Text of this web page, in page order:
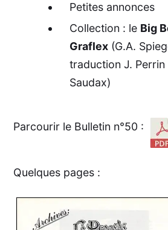
Petites annonces
Collection : le Big
Graflex (G.A.
traduction J. Perrin
Saudax)
Parcourir le Bulletin n°50 :
Quelques pages :